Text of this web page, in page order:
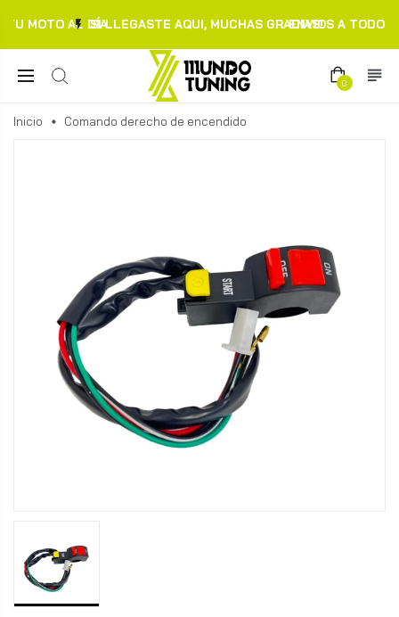
TU MOTO AL DÍA.SI LLEGASTE AQUI, MUCHAS GRACIAS!ENVIOS A TODO
0
Inicio Comando derecho de encendido